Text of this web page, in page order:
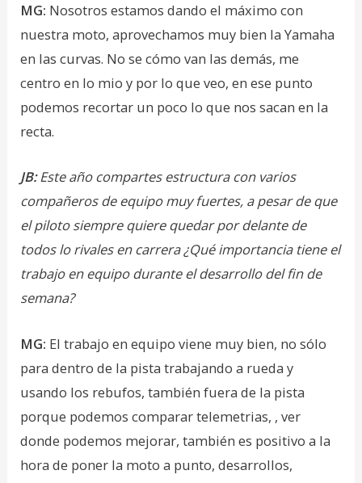
MG: Nosotros estamos dando el máximo con
nuestra moto, aprovechamos muy bien la Yamaha
en las curvas. No se cómo van las demás, me
centro en lo mio y por lo que veo, en ese punto
podemos recortar un poco lo que nos sacan en la
recta.
JB:Este año compartes estructura con varios
compañeros de equipo muy fuertes, a pesar de que
el piloto siempre quiere quedar por delante de
todos lo rivales en carrera ¿Qué importancia tiene el
trabajo en equipo durante el desarrollo del fin de
semana?
MG: El trabajo en equipo viene muy bien, no sólo
para dentro de la pista trabajando a rueda y
usando los rebufos, también fuera de la pista
porque podemos comparar telemetrias, , ver
donde podemos mejorar, también es positivo a la
hora de poner la moto a punto, desarrollos,